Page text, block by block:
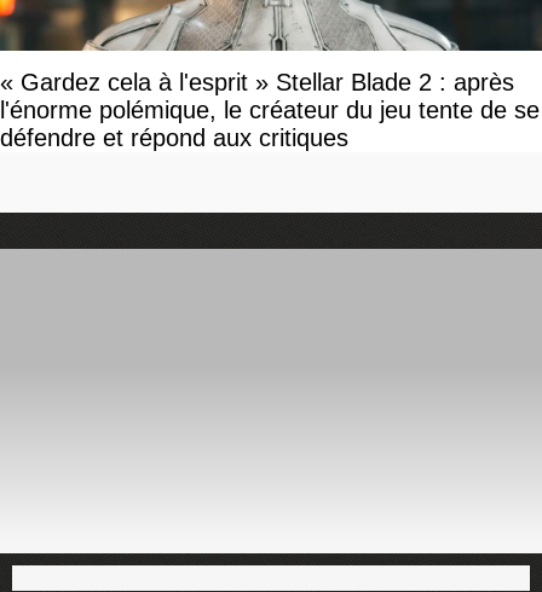
« Gardez cela à l'esprit » Stellar Blade 2 : après
l'énorme polémique, le créateur du jeu tente de se
défendre et répond aux critiques